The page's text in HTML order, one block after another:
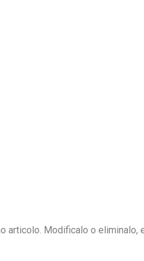
articolo. Modificalo o eliminalo,